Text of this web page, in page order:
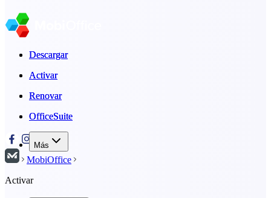
Descargar
Activar
Renovar
OfficeSuite
Más
Descargar
Activar
Renovar
OfficeSuite
MobiOffice
Activar